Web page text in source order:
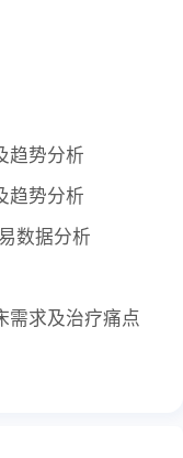
趋势分析
趋势分析
数据分析
需求及治疗痛点